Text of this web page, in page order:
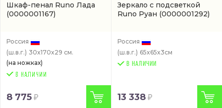
Шкаф-пенал Runo Лада
(0000001167)
Россия
(ш.в.г.) 30x170x29 см.
(на ножках)
8 775
Зеркало с подсветкой
Runo Руан (0000001292)
Россия
(ш.в.г.) 65x65x3см
В НАЛИЧИИ
13 338